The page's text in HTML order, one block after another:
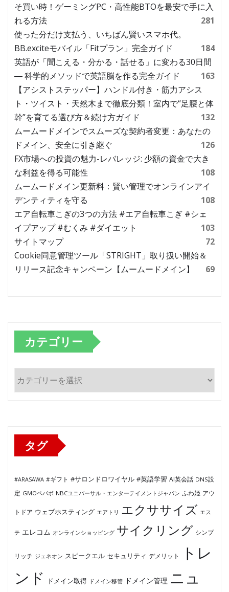
そ買い時！ゲーミングPC・高性能BTOを最安で手に入
れる方法
281
使った分だけ支払う、いちばん賢いスマホ代。
BB.exciteモバイル「Fitプラン」完全ガイド
184
英語が「聞こえる・分かる・話せる」に変わる30日間
― 科学的メソッドで英語脳を作る完全ガイド
163
【アシストステッパー】ハンドル付き・筋力アシス
ト・ツイスト・天然木まで徹底分類！室内で“足腰と体
幹”を育てる選び方＆続け方ガイド
132
ムームードメインでスムーズな契約者変更：あなたの
ドメイン、安全に引き継ぐ
126
FX市場への投資の魅力-レバレッジ: 少額の資金で大き
な利益を得る可能性
108
ムームードメイン更新料：賢い管理でオンラインアイ
デンティティを守る
108
エア自転車こぎの3つの方法 #エア自転車こぎ #シェ
イプアップ #むくみ #ダイエット
103
サイトマップ
72
Cookie同意管理ツール「STRIGHT」取り扱い開始＆
リリース記念キャンペーン【ムームードメイン】
69
カテゴリー
テ
タグ
#ARASAWA #ギフト #サロンドロワイヤル #英語学習 AI英会話 DNS設
定 GMOペパボ NBCユニバーサル・エンターテイメントジャパン ふわ姫 アウ
トドア ウェブホスティング エアトリ エクササイズ エス
テ エレコム オンラインショッピング サイクリング シンプ
リッチ ジェネオン スピークエル セキュリティ デメリット
トレ
ンド
ドメイン取得 ドメイン移管 ドメイン管理 ニュ